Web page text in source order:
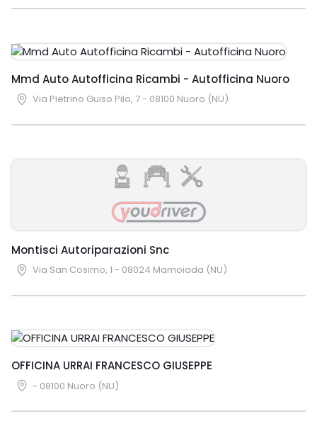
Mmd Auto Autofficina Ricambi - Autofficina Nuoro
Via Pietrino Guiso Pilo, 7 - 08100 Nuoro (NU)
Montisci Autoriparazioni Snc
Via San Cosimo, 1 - 08024 Mamoiada (NU)
OFFICINA URRAI FRANCESCO GIUSEPPE
- 08100 Nuoro (NU)